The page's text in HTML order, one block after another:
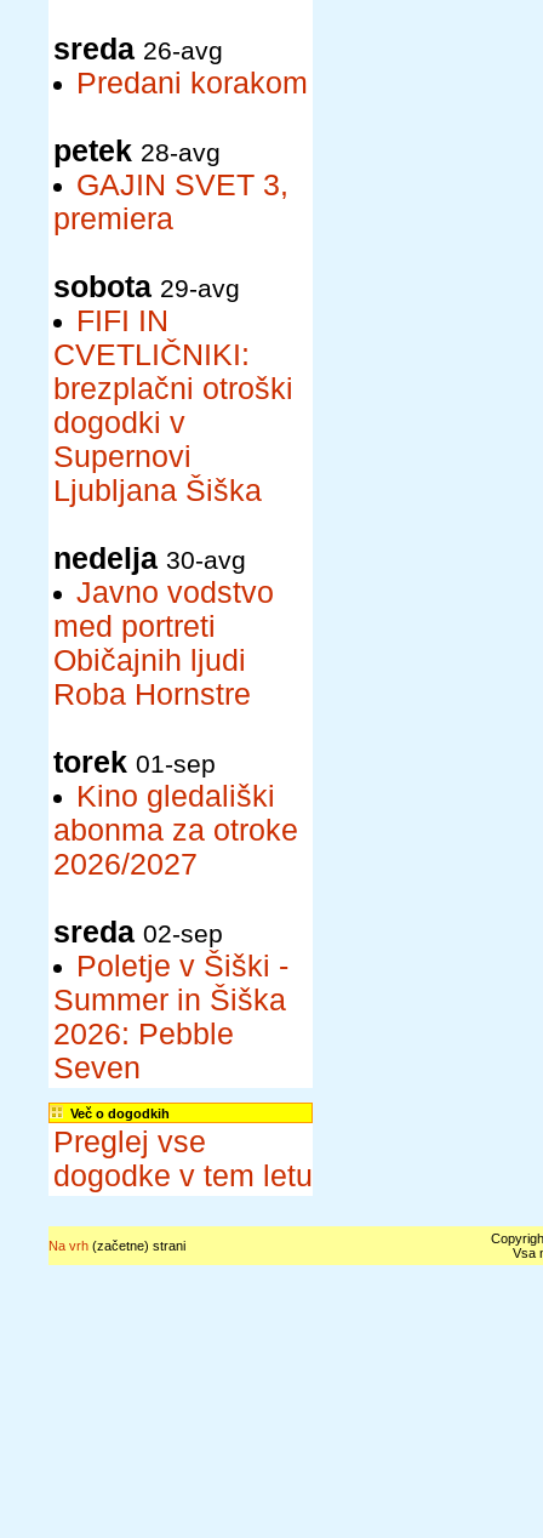
sreda 26-avg
Predani korakom
petek 28-avg
GAJIN SVET 3,
premiera
sobota 29-avg
FIFI IN
CVETLIČNIKI:
brezplačni otroški
dogodki v
Supernovi
Ljubljana Šiška
nedelja 30-avg
Javno vodstvo
med portreti
Običajnih ljudi
Roba Hornstre
torek 01-sep
Kino gledališki
abonma za otroke
2026/2027
sreda 02-sep
Poletje v Šiški -
Summer in Šiška
2026: Pebble
Seven
Več o dogodkih
Preglej vse
dogodke v tem letu
Na vrh(začetne) strani
Vsa